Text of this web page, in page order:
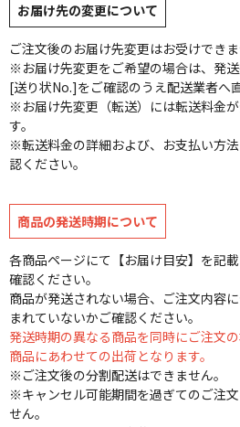
お届け先の変更について
ご注文後のお届け先変更はお受けできま
※お届け先変更をご希望の場合は、発
[送り状No.]をご確認のうえ配送業者へ
※お届け先変更（転送）には転送料金
す。
※転送料金の詳細および、お支払い方
認ください。
商品の発送時期について
各商品ページにて【お届け目安】を記
確認ください。
商品が発送されない場合、ご注文内容
まれていないかご確認ください。
発送時期の異なる商品を同時にご注文
商品にあわせての出荷となります。
※ご注文後の分割配送はできません。
※キャンセル可能期間を過ぎてのご注
せん。